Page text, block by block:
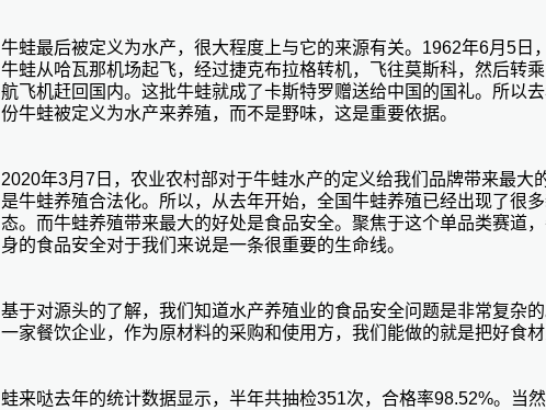
牛蛙最后被定义为水产，很大程度上与它的来源有关。1962年6月5日
牛蛙从哈瓦那机场起飞，经过捷克布拉格转机，飞往莫斯科，然后转
航飞机赶回国内。这批牛蛙就成了卡斯特罗赠送给中国的国礼。所以
份牛蛙被定义为水产来养殖，而不是野味，这是重要依据。
2020年3月7日，农业农村部对于牛蛙水产的定义给我们品牌带来最大
是牛蛙养殖合法化。所以，从去年开始，全国牛蛙养殖已经出现了很
态。而牛蛙养殖带来最大的好处是食品安全。聚焦于这个单品类赛道
身的食品安全对于我们来说是一条很重要的生命线。
基于对源头的了解，我们知道水产养殖业的食品安全问题是非常复杂
一家餐饮企业，作为原材料的采购和使用方，我们能做的就是把好食
蛙来哒去年的统计数据显示，半年共抽检351次，合格率98.52%。当